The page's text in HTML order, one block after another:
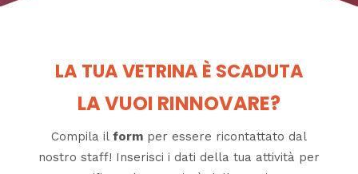
LA TUA VETRINA È SCADUTA
LA VUOI RINNOVARE?
Compila il form per essere ricontattato dal
nostro staff! Inserisci i dati della tua attività per